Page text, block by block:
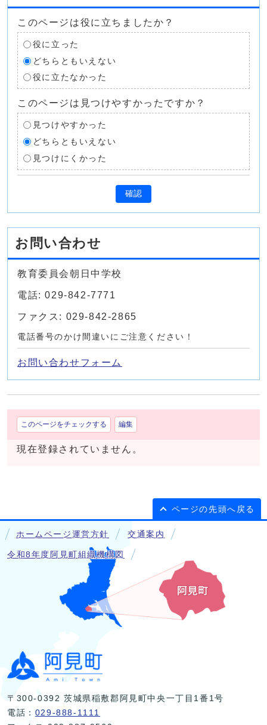
このページは役に立ちましたか？
役に立った
どちらともいえない
役に立たなかった
このページは見つけやすかったですか？
見つけやすかった
どちらともいえない
見つけにくかった
確認
お問い合わせ
教育委員会朝日中学校
電話: 029-842-7771
ファクス: 029-842-2865
電話番号のかけ間違いにご注意ください！
お問い合わせフォーム
このページをチェックする 編集
現在登録されていません。
ページの先頭へ戻る
ホームページ運営方針 交通案内
令和8年度阿見町組織機構図
〒300-0392 茨城県稲敷郡阿見町中央一丁目1番1号
電話： 029-888-1111